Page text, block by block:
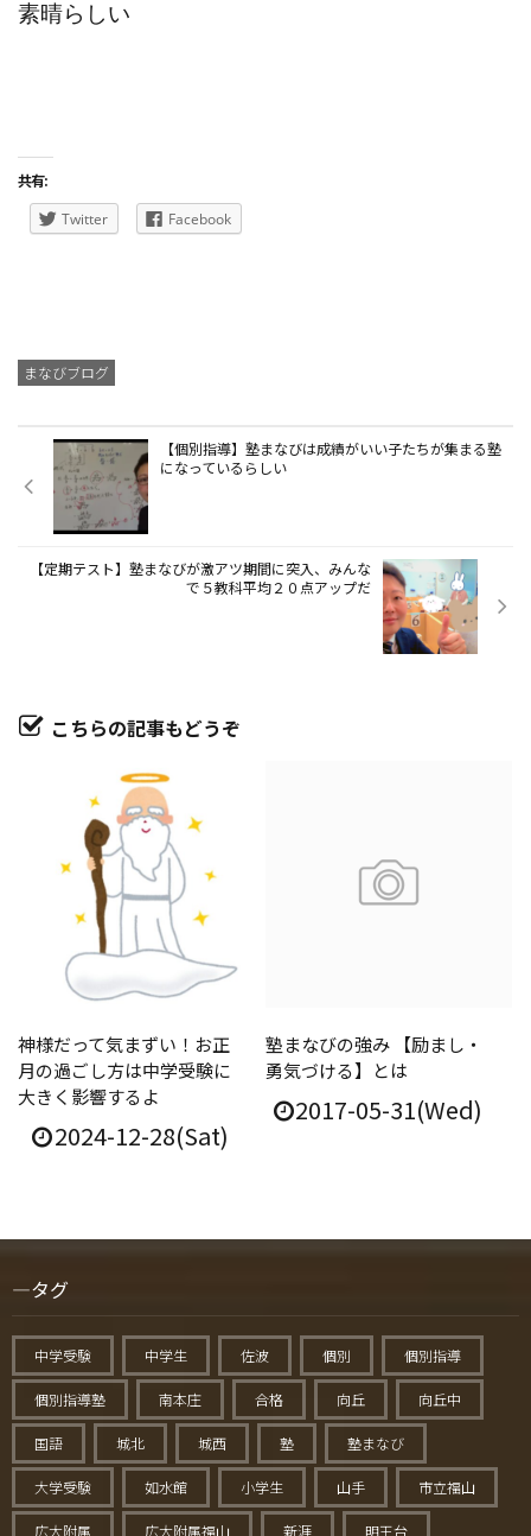
素晴らしい
共有:
Twitter
Facebook
まなびブログ
【個別指導】塾まなびは成績がいい子たちが集まる塾
になっているらしい
【定期テスト】塾まなびが激アツ期間に突入、みんな
で５教科平均２０点アップだ
こちらの記事もどうぞ
神様だって気まずい！お正
月の過ごし方は中学受験に
大きく影響するよ
2024-12-28(Sat)
塾まなびの強み 【励まし・
勇気づける】とは
2017-05-31(Wed)
タグ
中学受験 中学生 佐波 個別 個別指導
個別指導塾 南本庄 合格 向丘 向丘中
国語 城北 城西 塾 塾まなび
大学受験 如水館 小学生 山手 市立福山
広大附属 広大附属福山 新涯 明王台